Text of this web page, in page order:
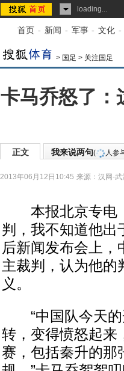
loading...
首页 - 新闻 - 军事 - 文化 -
> 国足 > 关注国足
卡马乔怒了：
正文 我来说两句( 人参
2013年06月12日10:45 来源： 汉网-武
本报北京专电
判，我不知道他出
后新闻发布会上
主裁判，认为他的
义。
“中国队今天的
转，变得愤怒起来
赛，包括秦升的那